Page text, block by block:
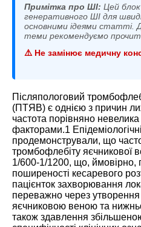
Примітка про ШІ: Цей
генеративного ШІ для
основними ідеями статті.
теми рекомендуємо
⚠️ Не замінює медичну
Післяпологовий
(ПТЯВ) є однією з причин
частота порівняно
факторами.1
продемонстрували, що
тромбофлебіту яєчникової
1/600-1/1200, що, ймовірно,
поширеності кесаревого
пацієнток захворювання
переважно через
яєчниковою веною та
також здавлення